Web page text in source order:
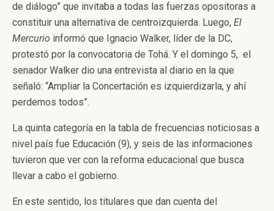
de diálogo” que invitaba a todas las fuerzas opositoras a
constituir una alternativa de centroizquierda. Luego, El
Mercurio informó que Ignacio Walker, líder de la DC,
protestó por la convocatoria de Tohá. Y el domingo 5, el
senador Walker dio una entrevista al diario en la que
señaló: “Ampliar la Concertación es izquierdizarla, y ahí
perdemos todos”.
La quinta categoría en la tabla de frecuencias noticiosas a
nivel país fue Educación (9), y seis de las informaciones
tuvieron que ver con la reforma educacional que busca
llevar a cabo el gobierno.
En este sentido, los titulares que dan cuenta del